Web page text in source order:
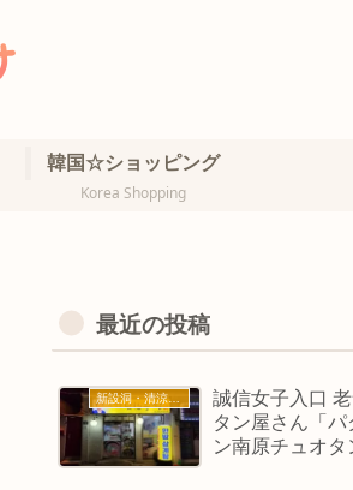
韓国☆ショッピング
Korea Shopping
最近の投稿
新設洞・清涼里・誠信女大
誠信女子入口
タン屋さん「パ
ン南原チュオタ